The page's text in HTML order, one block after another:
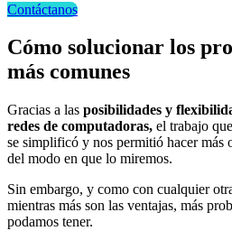
Contáctanos
Cómo solucionar los
más comunes
Gracias a las posibilidades y
redes de computadoras, el trabajo
se simplificó y nos permitió hacer más
del modo en que lo miremos.
Sin embargo, y como con cualquier
mientras más son las ventajas, más
podamos tener.